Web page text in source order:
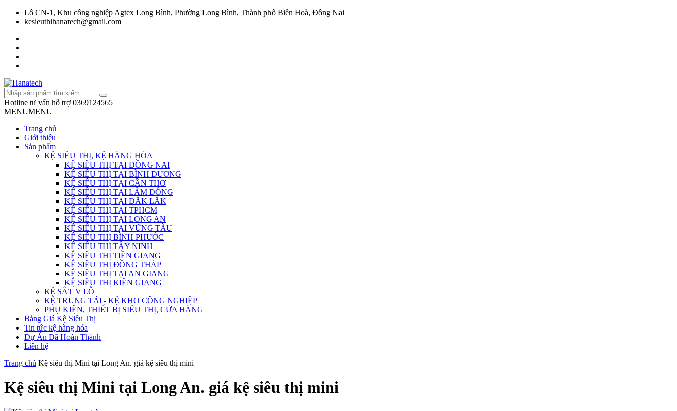
Lô CN-1, Khu công nghiệp Agtex Long Bình, Phường Long Bình, Thành phố Biên Hoà, Đồng Nai
kesieuthihanatech@gmail.com
Hotline tư vấn hỗ trợ 0369124565
MENUMENU
Trang chủ
Giới thiệu
Sản phẩm
KỆ SIÊU THỊ, KỆ HÀNG HÓA
KỆ SIÊU THỊ TẠI ĐỒNG NAI
KỆ SIÊU THỊ TẠI BÌNH DƯƠNG
KỆ SIÊU THỊ TẠI CẦN THƠ
KỆ SIÊU THỊ TẠI LÂM ĐỒNG
KỆ SIÊU THỊ TẠI ĐẮK LẮK
KỆ SIÊU THỊ TẠI TPHCM
KỆ SIÊU THỊ TẠI LONG AN
KỆ SIÊU THỊ TẠI VŨNG TÀU
KỆ SIÊU THỊ BÌNH PHƯỚC
KỆ SIÊU THỊ TÂY NINH
KỆ SIÊU THỊ TIỀN GIANG
KỆ SIÊU THỊ ĐỒNG THÁP
KỆ SIÊU THỊ TẠI AN GIANG
KỆ SIÊU THỊ KIÊN GIANG
KỆ SẮT V LỖ
KỆ TRUNG TẢI - KỆ KHO CÔNG NGHIỆP
PHỤ KIỆN, THIẾT BỊ SIÊU THỊ, CỬA HÀNG
Bảng Giá Kệ Siêu Thị
Tin tức kệ hàng hóa
Dự Án Đã Hoàn Thành
Liên hệ
Trang chủ Kệ siêu thị Mini tại Long An. giá kệ siêu thị mini
Kệ siêu thị Mini tại Long An. giá kệ siêu thị mini